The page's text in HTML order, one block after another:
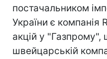
постачальником
України є компанія
акцій у "Газпрому",
швейцарській